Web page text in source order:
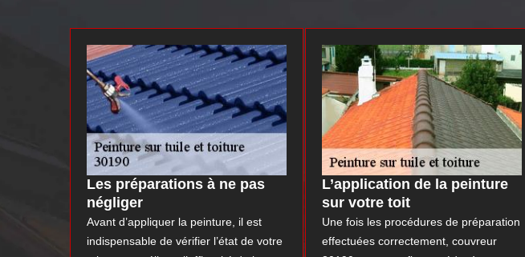
Les préparations à ne pas
négliger
Avant d’appliquer la peinture, il est
indispensable de vérifier l’état de votre
L’application de la peinture
sur votre toit
Une fois les procédures de préparation
effectuées correctement, couvreur